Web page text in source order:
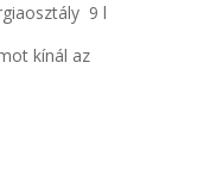
9 l
kínál az